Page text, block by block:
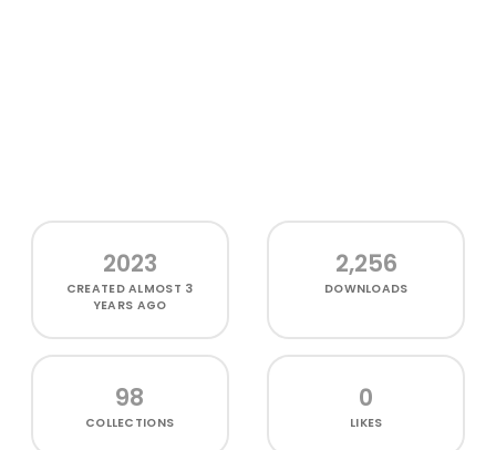
2023
CREATEDALMOST 3
YEARS AGO
2,256
DOWNLOADS
98
COLLECTIONS
0
LIKES